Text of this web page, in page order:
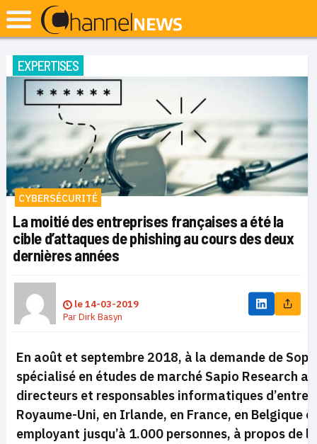
EXPERTISES
CYBERSÉCURITÉ
La moitié des entreprises françaises a été la
cible d’attaques de phishing au cours des deux
dernières années
le14-03-2019
ParDirk Basyn
En août et septembre 2018, à la demande de
spécialisé en études de marché Sapio Research a
directeurs et responsables informatiques
Royaume-Uni, en Irlande, en France, en Belgique
employant jusqu’à 1.000 personnes, à propos de